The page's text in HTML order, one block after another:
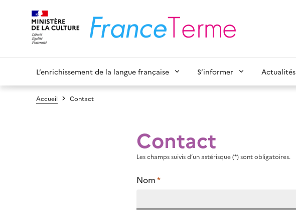
L’enrichissement de la langue française S’informer Actualités
Accueil Contact
Contact
Les champs suivis d’un astérisque (*) sont obligatoires.
Nom*